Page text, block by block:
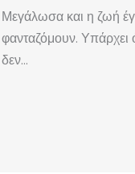
Μεγάλωσα και η ζωή
φανταζόμουν.
δεν…